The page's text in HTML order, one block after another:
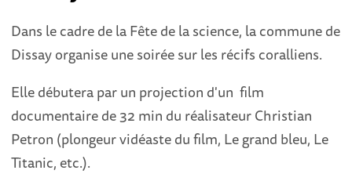
Dans le cadre de la Fête de la science, la commune de
Dissay organise une soirée sur les récifs coralliens.
Elle débutera par un projection d'un film
documentaire de 32 min du réalisateur Christian
Petron (plongeur vidéaste du film, Le grand bleu, Le
Titanic, etc.).